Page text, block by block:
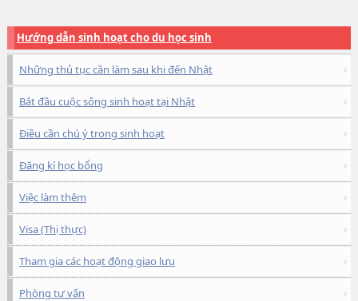
Hướng dẫn sinh hoạt cho du học sinh
Những thủ tục cần làm sau khi đến Nhật
Bắt đầu cuộc sống sinh hoạt tại Nhật
Điều cần chú ý trong sinh hoạt
Đăng kí học bổng
Việc làm thêm
Visa (Thị thực)
Tham gia các hoạt động giao lưu
Phòng tư vấn